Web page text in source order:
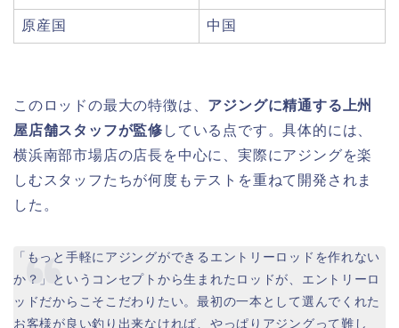
原産国 中国
このロッドの最大の特徴は、 アジングに精通する上州
屋店舗スタッフが監修 している点です。具体的には、
横浜南部市場店の店長を中心に、実際にアジングを楽
しむスタッフたちが何度もテストを重ねて開発されま
した。
「もっと手軽にアジングができるエントリーロッドを作れない
か？」というコンセプトから生まれたロッドが、エントリーロ
ッドだからこそこだわりたい。最初の一本として選んでくれた
お客様が良い釣り出来なければ、やっぱりアジングって難し